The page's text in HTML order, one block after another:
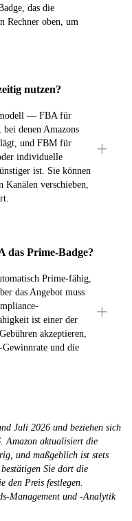
das die
Rechner oben, um
nutzen?
— FBA für
denen Amazons
und FBM für
individuelle
ist. Sie können
Kanälen verschieben,
das Prime-Badge?
Prime-fähig,
das Angebot muss
ist einer der
akzeptieren,
und die
Juli 2026 und beziehen sich
Amazon aktualisiert die
und maßgeblich ist stets
Sie dort die
den Preis festlegen.
Management und -Analytik